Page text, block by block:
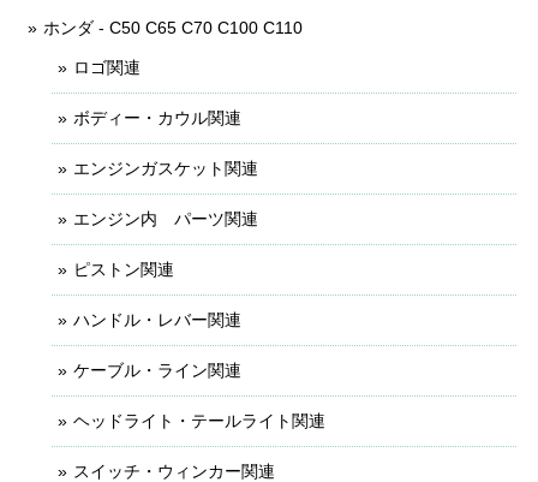
ホンダ - C50 C65 C70 C100 C110
ロゴ関連
ボディー・カウル関連
エンジンガスケット関連
エンジン内 パーツ関連
ピストン関連
ハンドル・レバー関連
ケーブル・ライン関連
ヘッドライト・テールライト関連
スイッチ・ウィンカー関連